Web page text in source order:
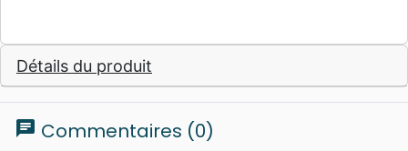
Détails du produit
chat Commentaires (0)